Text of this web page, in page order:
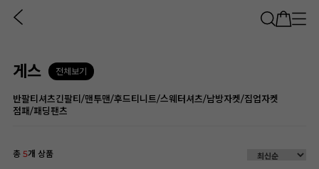
게스 전체보기
반팔티셔츠긴팔티/맨투맨/후드티 니트/스웨터셔츠/남방자켓/집업자켓
점패/패딩팬츠
총 5개 상품